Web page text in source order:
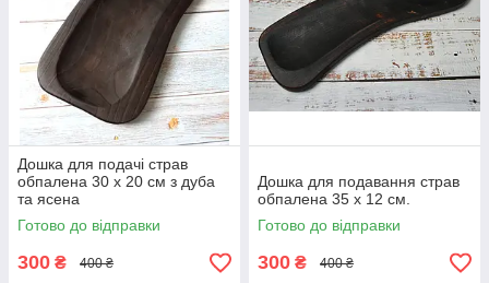
Дошка для подачі страв
обпалена 30 х 20 см з дуба
та ясена
Готово до відправки
300 ₴ 400 ₴
Дошка для подавання страв
обпалена 35 х 12 см.
Готово до відправки
300 ₴ 400 ₴